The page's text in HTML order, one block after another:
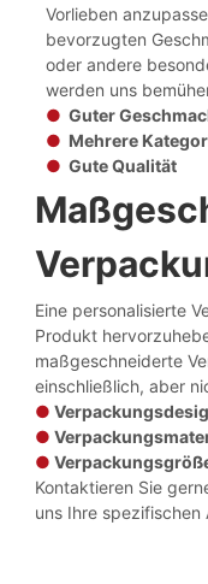
Vorlieben
bevorzugten
oder andere
werden uns
● Guter
● Mehrere
● Gute Qualität
Eine personalisierte
Produkt
maßgeschneiderte
einschließlich, aber
●
●
●
Kontaktieren Sie
uns Ihre